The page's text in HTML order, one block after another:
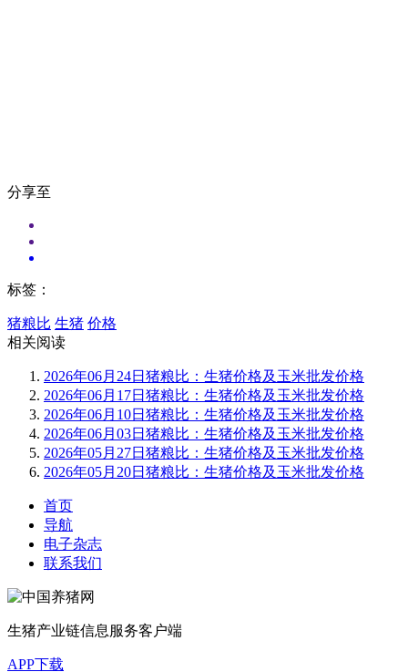
分享至
标签：
猪粮比 生猪 价格
相关阅读
2026年06月24日猪粮比：生猪价格及玉米批发价格
2026年06月17日猪粮比：生猪价格及玉米批发价格
2026年06月10日猪粮比：生猪价格及玉米批发价格
2026年06月03日猪粮比：生猪价格及玉米批发价格
2026年05月27日猪粮比：生猪价格及玉米批发价格
2026年05月20日猪粮比：生猪价格及玉米批发价格
首页
导航
电子杂志
联系我们
生猪产业链信息服务客户端
APP下载